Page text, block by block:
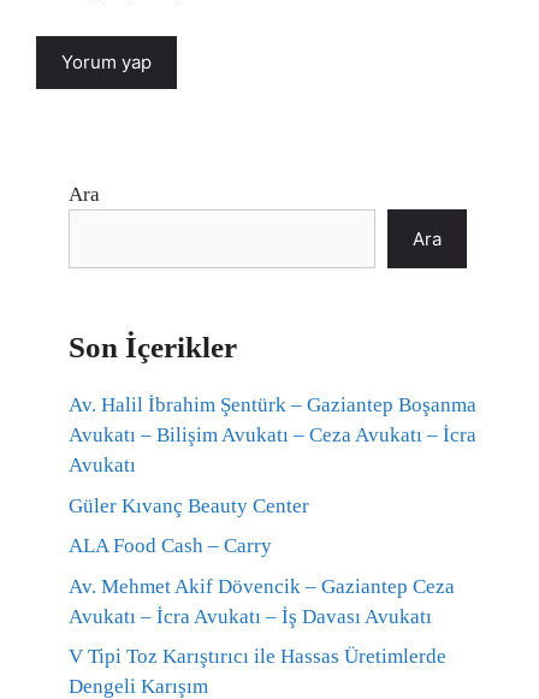
Ara
Ara
Son İçerikler
Av. Halil İbrahim Şentürk – Gaziantep Boşanma
Avukatı – Bilişim Avukatı – Ceza Avukatı – İcra
Avukatı
Güler Kıvanç Beauty Center
ALA Food Cash – Carry
Av. Mehmet Akif Dövencik – Gaziantep Ceza
Avukatı – İcra Avukatı – İş Davası Avukatı
V Tipi Toz Karıştırıcı ile Hassas Üretimlerde
Dengeli Karışım